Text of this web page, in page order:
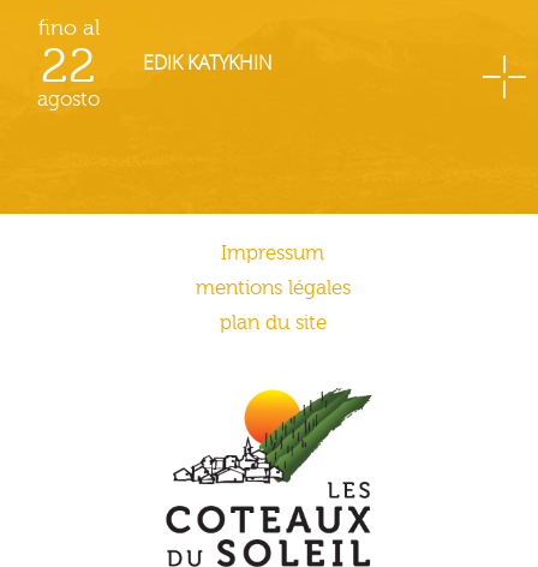
fino al
22
agosto
EDIK KATYKHIN
Impressum
mentions légales
plan du site